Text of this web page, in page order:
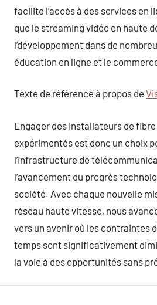
facilite l’accès à des services en
que le streaming vidéo en haute
l’développement dans de
éducation en ligne et le
Texte de référence à propos de
Engager des installateurs de
expérimentés est donc un choix
l’infrastructure de
l’avancement du progrès
société. Avec chaque nouvelle
réseau haute vitesse, nous
vers un avenir où les contraintes
temps sont significativement
la voie à des opportunités sans